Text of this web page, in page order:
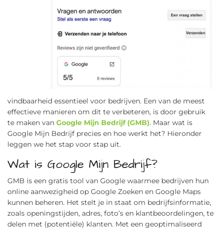
vindbaarheid essentieel voor bedrijven. Een van de meest
effectieve manieren om dit te verbeteren, is door gebruik
te maken van Google Mijn Bedrijf (GMB). Maar wat is
Google Mijn Bedrijf precies en hoe werkt het? Hieronder
leggen we het stap voor stap uit.
Wat is Google Mijn Bedrijf?
GMB is een gratis tool van Google waarmee bedrijven hun
online aanwezigheid op Google Zoeken en Google Maps
kunnen beheren. Het stelt je in staat om bedrijfsinformatie,
zoals openingstijden, adres, foto’s en klantbeoordelingen, te
delen met (potentiële) klanten. Met een geoptimaliseerd